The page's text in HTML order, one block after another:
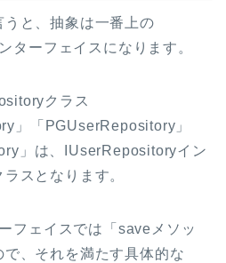
うと、抽象は一番上の
ターフェイスになります。
クラス
」「PGUserRepository」
」は、IUserRepositoryイン
スとなります。
フェイスでは「saveメソッ
で、それを満たす具体的な